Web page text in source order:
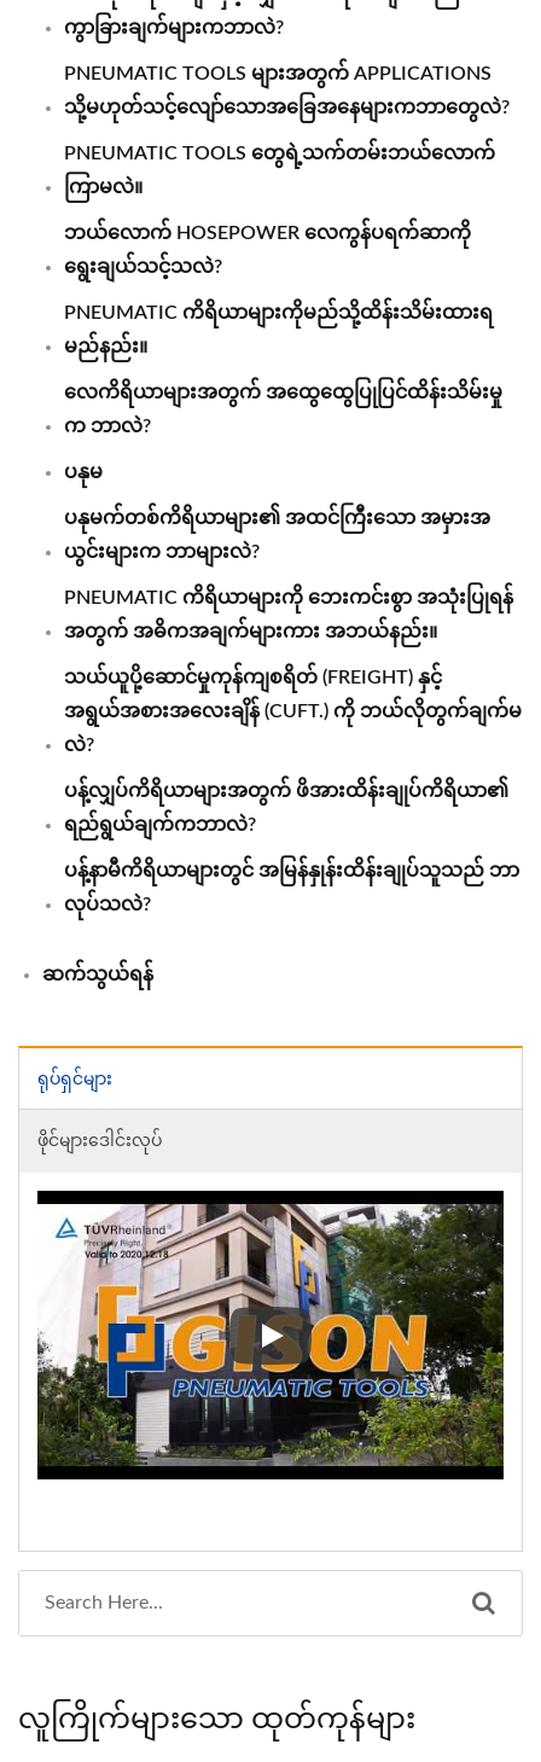
ကွာခြားချက်များကဘာလဲ?
PNEUMATIC TOOLS များအတွက် APPLICATIONS
သို့မဟုတ်သင့်လျော်သောအခြေအနေများကဘာတွေလဲ?
PNEUMATIC TOOLS တွေရဲ့သက်တမ်းဘယ်လောက်
ကြာမလဲ။
ဘယ်လောက် HOSEPOWER လေကွန်ပရက်ဆာကို
ရွေးချယ်သင့်သလဲ?
PNEUMATIC ကိရိယာများကိုမည်သို့ထိန်းသိမ်းထားရ
မည်နည်း။
လေကိရိယာများအတွက် အထွေထွေပြုပြင်ထိန်းသိမ်းမှု
က ဘာလဲ?
ပနုမ
ပနုမက်တစ်ကိရိယာများ၏ အထင်ကြီးသော အမှားအ
ယွင်းများက ဘာများလဲ?
PNEUMATIC ကိရိယာများကို ဘေးကင်းစွာ အသုံးပြုရန်
အတွက် အဓိကအချက်များကား အဘယ်နည်း။
သယ်ယူပို့ဆောင်မှုကုန်ကျစရိတ် (FREIGHT) နှင့်
အရွယ်အစားအလေးချိန် (CUFT.) ကို ဘယ်လိုတွက်ချက်မ
လဲ?
ပန့်လျှပ်ကိရိယာများအတွက် ဖိအားထိန်းချုပ်ကိရိယာ၏
ရည်ရွယ်ချက်ကဘာလဲ?
ပန့်နာမီကိရိယာများတွင် အမြန်နှုန်းထိန်းချုပ်သူသည် ဘာ
လုပ်သလဲ?
ဆက်သွယ်ရန်
ရုပ်ရှင်များ
ဖိုင်များဒေါင်းလုပ်
ဆိုက်မြေပုံ
လူကြိုက်များသော ထုတ်ကုန်များ